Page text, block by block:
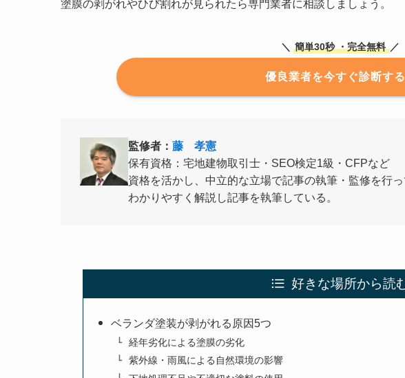
塗膜の剥がれやひび割れが見られたら専門業者に相談しましょう。
＼ 簡単30秒 ・完全無料 ／
優良業者を今すぐ診断する
監修者： 藤 孝憲
保有資格：宅地建物取引士・SEO検定1級・CFPなど
資格を活かし、中立的な立場で記事の執筆・監修を行
わかりやすく解説し記事を執筆している。
好きな場所から読
ベランダ塗装が剥がれる原因5つ
経年劣化による塗膜の劣化
紫外線・雨風による自然環境の影響